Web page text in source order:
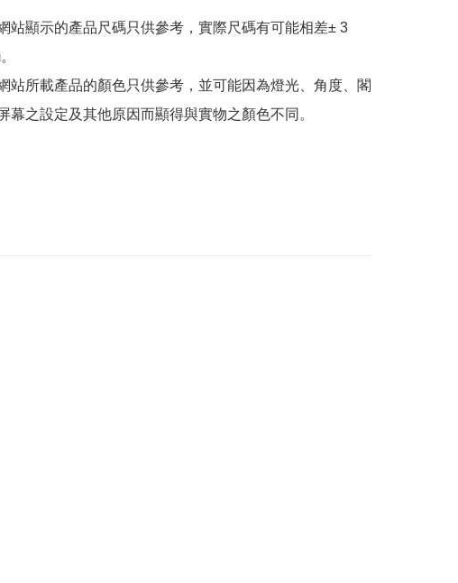
站顯示的產品尺碼只供參考，實際尺碼有可能相差± 3
站所載產品的顏色只供參考，並可能因為燈光、角度、閣